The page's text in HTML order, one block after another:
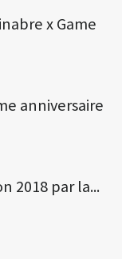
x Game
anniversaire
2018 par la...